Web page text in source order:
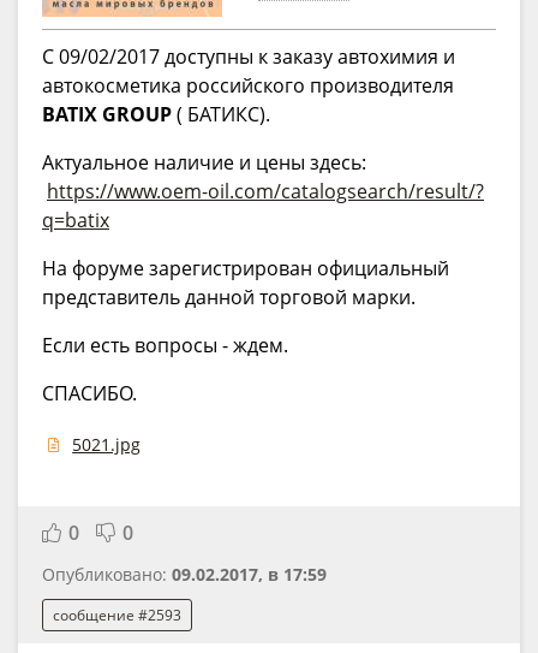
C 09/02/2017 доступны к заказу автохимия и
автокосметика российского производителя
BATIX GROUP( БАТИКС).
Актуальное наличие и цены здесь:
https://www.oem-oil.com/catalogsearch/result/?
q=batix
На форуме зарегистрирован официальный
представитель данной торговой марки.
Если есть вопросы - ждем.
СПАСИБО.
5021.jpg
0 0
Опубликовано: 09.02.2017, в 17:59
сообщение #2593